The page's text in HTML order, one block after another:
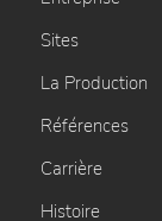
Sites
La Production
Références
Carrière
Histoire